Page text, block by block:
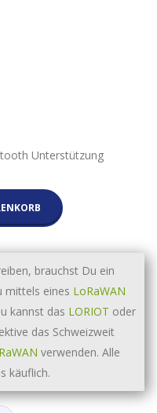
Unterstützung
brauchst Du ein
mittels eines LoRaWAN
kannst das LORIOT oder
das Schweizweit
verwenden. Alle
käuflich.